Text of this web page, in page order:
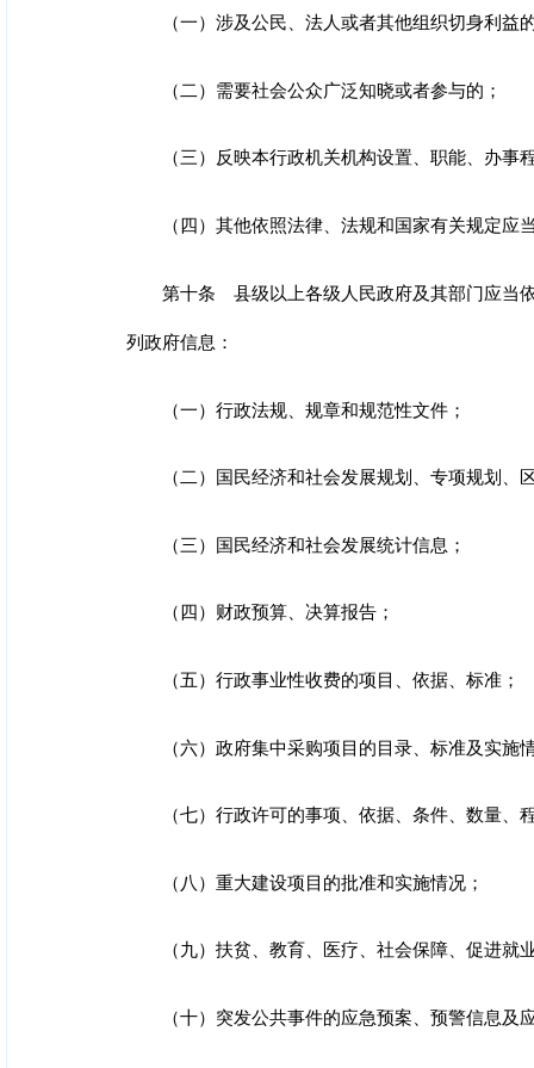
（一）涉及公民、法人或者其他组织切身利益
（二）需要社会公众广泛知晓或者参与的；
（三）反映本行政机关机构设置、职能、办事
（四）其他依照法律、法规和国家有关规定应
第十条 县级以上各级人民政府及其部门应当
列政府信息：
（一）行政法规、规章和规范性文件；
（二）国民经济和社会发展规划、专项规划、
（三）国民经济和社会发展统计信息；
（四）财政预算、决算报告；
（五）行政事业性收费的项目、依据、标准；
（六）政府集中采购项目的目录、标准及实施
（七）行政许可的事项、依据、条件、数量
（八）重大建设项目的批准和实施情况；
（九）扶贫、教育、医疗、社会保障、促进
（十）突发公共事件的应急预案、预警信息及